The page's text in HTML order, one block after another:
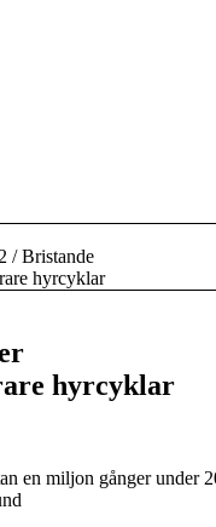
2 / Bristande
hyrcyklar
hyrcyklar
en miljon gånger under